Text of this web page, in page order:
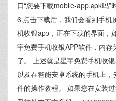
口“您要下载mobile-app.apk吗”
6.点击下载后，我们会看到手机
机收银app，正在下载的界面，
宇免费手机收银APP软件，内
了。 上述就是星宇免费手机收
以及在智能安卓系统的手机上
件的操作教程。 如果您在安装